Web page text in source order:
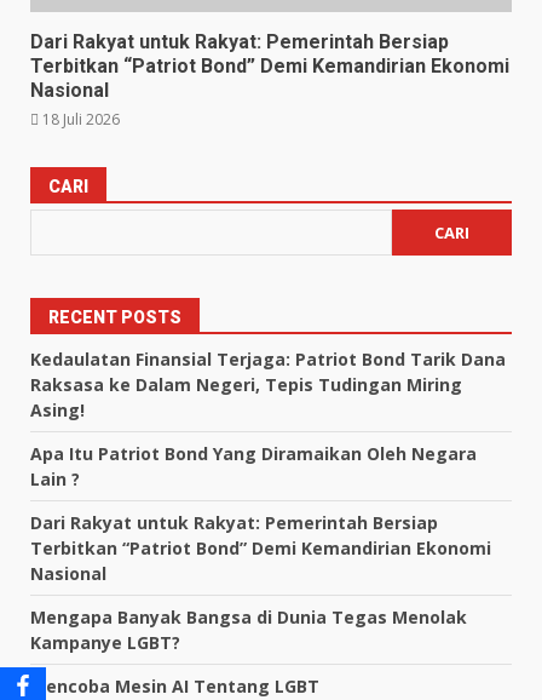
Dari Rakyat untuk Rakyat: Pemerintah Bersiap
Terbitkan “Patriot Bond” Demi Kemandirian Ekonomi
Nasional
18 Juli 2026
CARI
CARI
RECENT POSTS
Kedaulatan Finansial Terjaga: Patriot Bond Tarik Dana
Raksasa ke Dalam Negeri, Tepis Tudingan Miring
Asing!
Apa Itu Patriot Bond Yang Diramaikan Oleh Negara
Lain ?
Dari Rakyat untuk Rakyat: Pemerintah Bersiap
Terbitkan “Patriot Bond” Demi Kemandirian Ekonomi
Nasional
Mengapa Banyak Bangsa di Dunia Tegas Menolak
Kampanye LGBT?
Mencoba Mesin AI Tentang LGBT